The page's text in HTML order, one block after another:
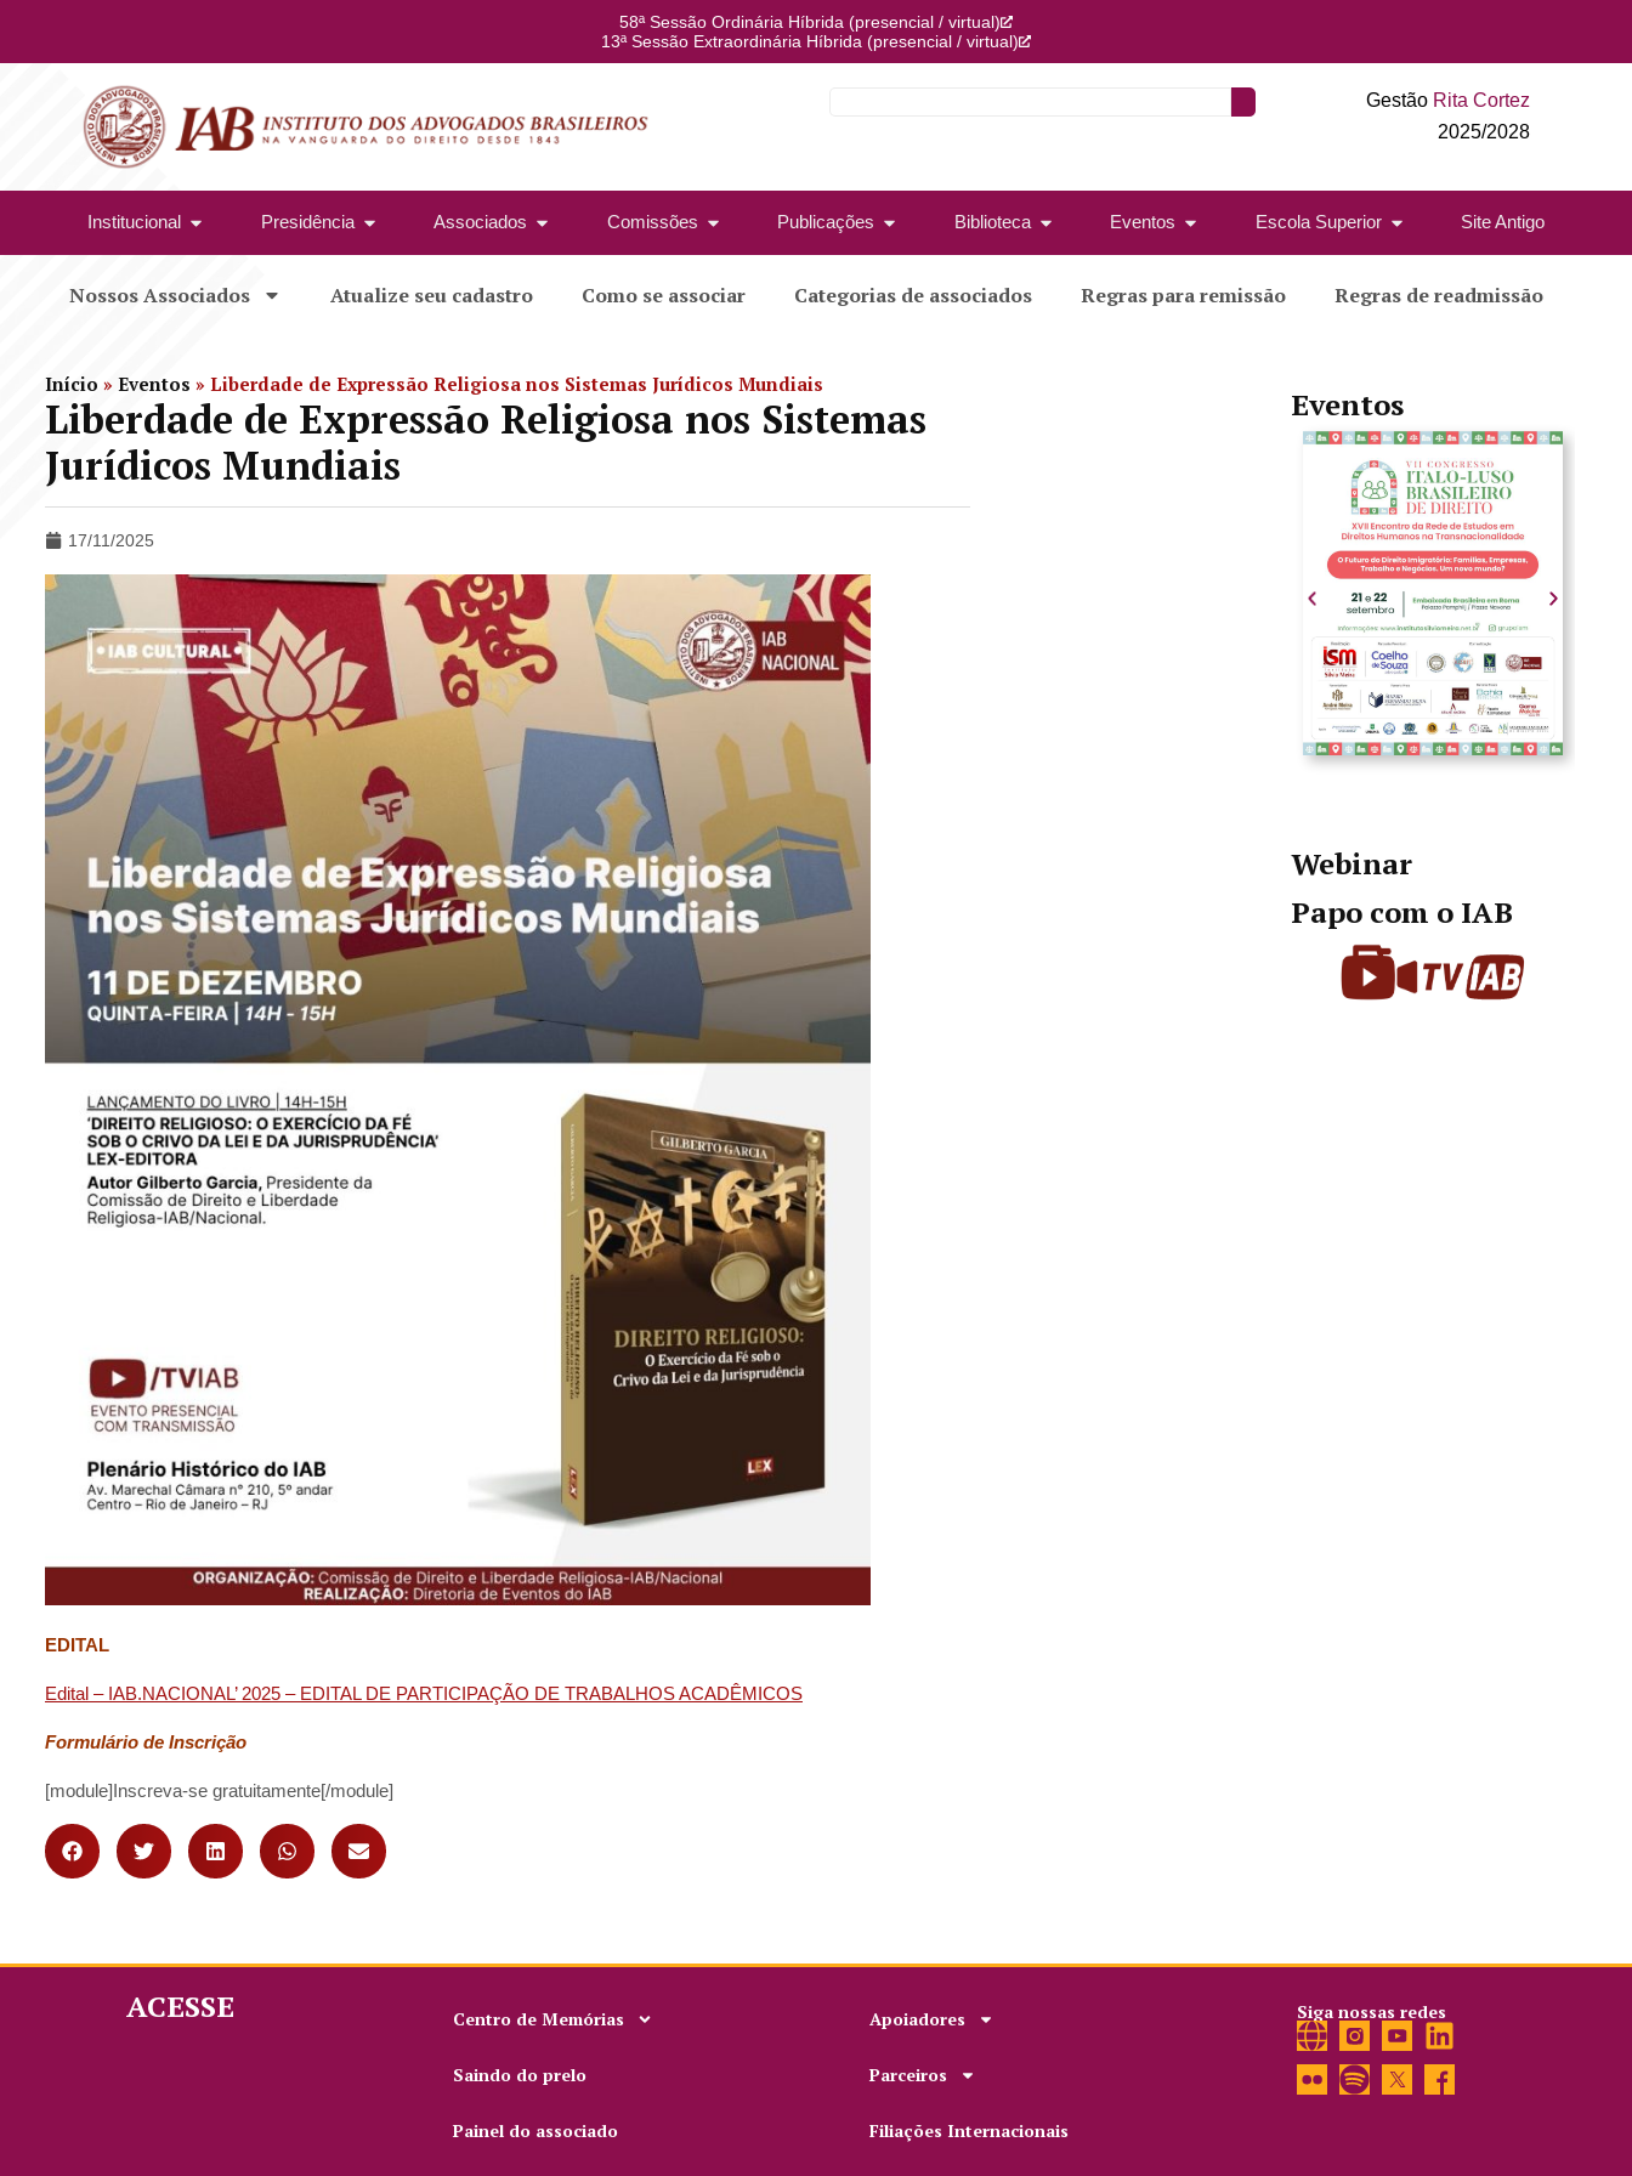
58ª Sessão Ordinária Híbrida (presencial / virtual)
13ª Sessão Extraordinária Híbrida (presencial / virtual)
Gestão Rita Cortez
2025/2028
Institucional Presidência Associados Comissões Publicações Biblioteca Eventos Escola Superior Site Antigo
Nossos Associados Atualize seu cadastro Como se associar Categorias de associados Regras para remissão Regras de readmissão
Início » Eventos » Liberdade de Expressão Religiosa nos Sistemas Jurídicos Mundiais
Liberdade de Expressão Religiosa nos Sistemas
Jurídicos Mundiais
17/11/2025
EDITAL
Edital – IAB.NACIONAL’ 2025 – EDITAL DE PARTICIPAÇÃO DE TRABALHOS ACADÊMICOS
Formulário de Inscrição
[module]Inscreva-se gratuitamente[/module]
Eventos
Webinar
Papo com o IAB
ACESSE Centro de Memórias
Saindo do prelo
Painel do associado
Apoiadores
Parceiros
Filiações Internacionais
Siga nossas redes